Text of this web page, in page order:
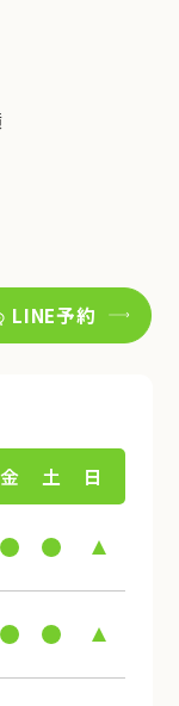
LINE予約
金 土 日